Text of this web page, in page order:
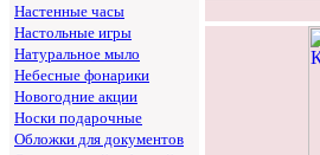
Настенные часы
Настольные игры
Натуральное мыло
Небесные фонарики
Новогодние акции
Носки подарочные
Обложки для документов